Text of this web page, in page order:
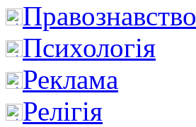
Правознавство
Психологія
Реклама
Релігія